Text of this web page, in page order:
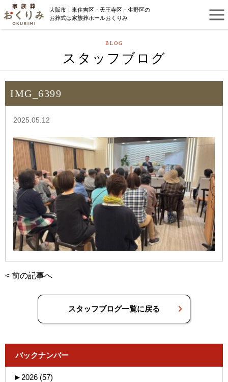
大阪市｜東住吉区・天王寺区・生野区の
お葬式は家族葬ホールおくりみ
BLOG
スタッフブログ
IMG_6399
2025.05.12
< 前の記事へ
スタッフブログ一覧に戻る
バックナンバー
► 2026 (57)